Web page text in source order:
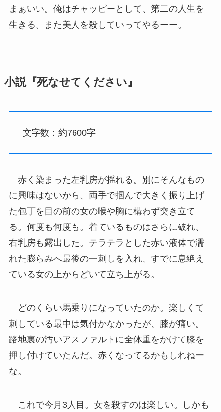
まぁいい。俺はチャッピーとして、第二の人生を
生きる。また美人を殺していってやるーー。
小説『死なせてください』
文字数：約7600字
赤く染まった左乳房が揺れる。別にそんなもの
に興味はないから、両手で掴んで大きく振り上げ
た包丁を目の前の女の喉や胸に構わず突き立て
る。何度も何度も。着ているものはさらに破れ、
右乳房も露出した。テラテラとした赤い液体で濡
れた膨らみへ最後の一刺しを入れ、すでに息絶え
ている女の上からどいて立ち上がる。
どのくらい馬乗りになっていたのか。楽しくて
刺している最中は気付かなかったが、膝が痛い。
路地裏の汚いアスファルトに全体重をかけて膝を
押し付けていたんだ。赤くなってるかもしれねー
な。
これで今月3人目。女を殺すのは楽しい。しかも